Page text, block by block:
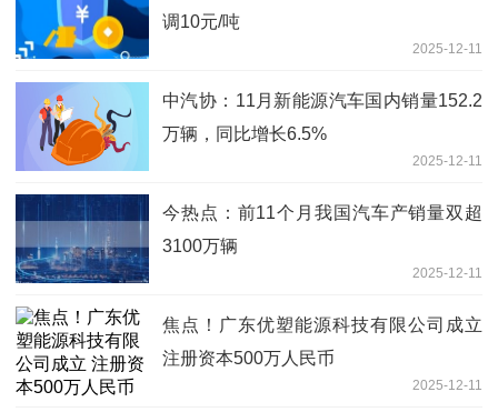
调10元/吨
2025-12-11
中汽协：11月新能源汽车国内销量152.2
万辆，同比增长6.5%
2025-12-11
今热点：前11个月我国汽车产销量双超
3100万辆
2025-12-11
焦点！广东优塑能源科技有限公司成立
注册资本500万人民币
2025-12-11